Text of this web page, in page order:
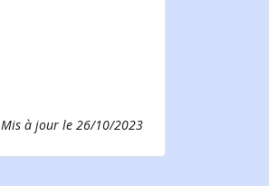
Mis à jour le 26/10/2023